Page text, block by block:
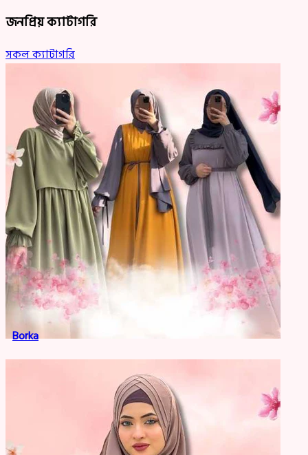
জনপ্রিয় ক্যাটাগরি
সকল ক্যাটাগরি
Borka